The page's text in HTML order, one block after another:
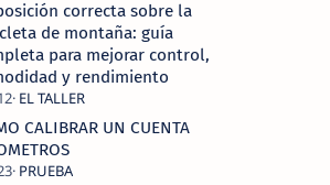
correcta sobre la
de montaña: guía
para mejorar control,
y rendimiento
CALIBRAR UN CUENTA